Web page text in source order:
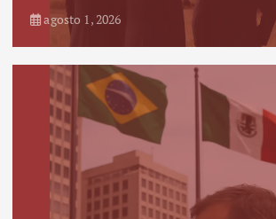
agosto 1, 2026